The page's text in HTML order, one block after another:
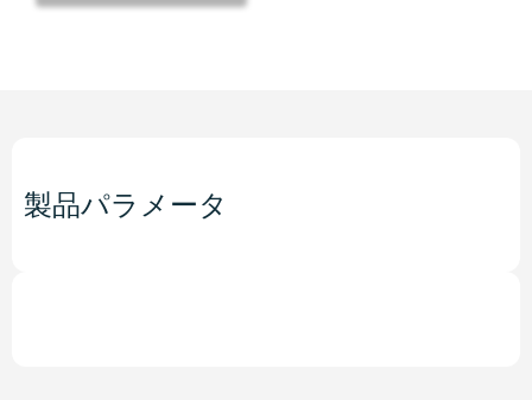
製品パラメータ